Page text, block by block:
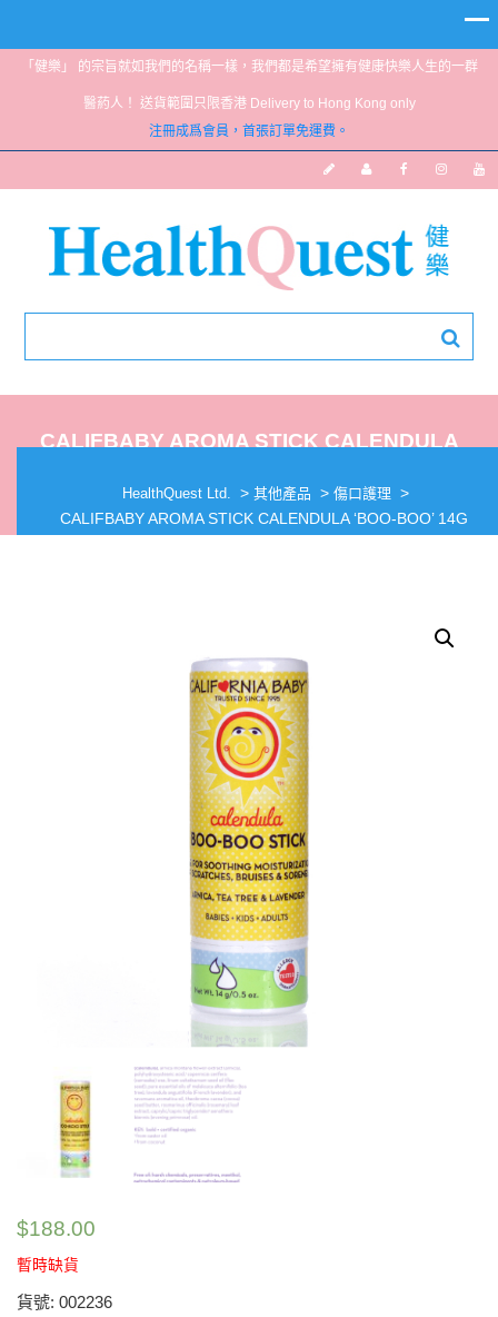
「健樂」 的宗旨就如我們的名稱一樣，我們都是希望擁有健康快樂人生的一群
醫葯人！ 送貨範圍只限香港 Delivery to Hong Kong only
注冊成爲會員，首張訂單免運費。
CALIFBABY AROMA STICK CALENDULA
HealthQuest Ltd. > 其他產品 > 傷口護理 >
CALIFBABY AROMA STICK CALENDULA ‘BOO-BOO’ 14G
$188.00
暫時缺貨
貨號: 002236